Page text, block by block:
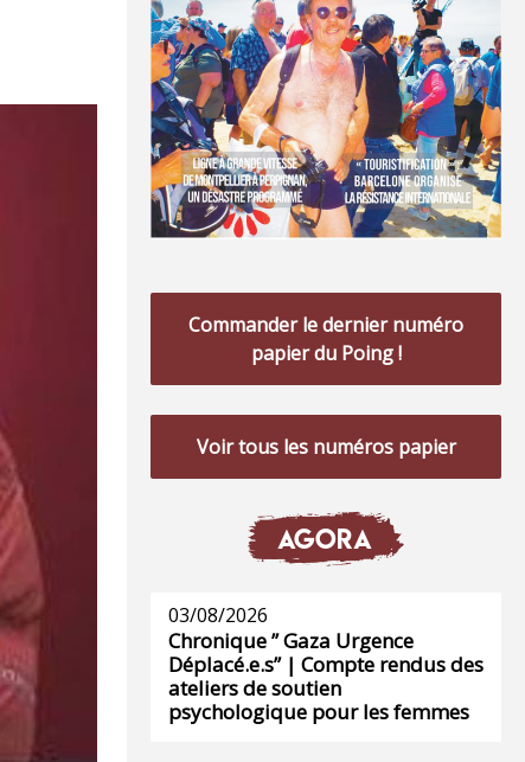
Commander le dernier numéro
papier du Poing !
Voir tous les numéros papier
AGORA
03/08/2026
Chronique ” Gaza Urgence
Déplacé.e.s” | Compte rendus des
ateliers de soutien
psychologique pour les femmes